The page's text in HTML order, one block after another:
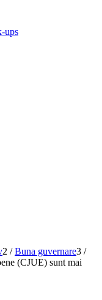
ups
2 / Buna guvernare3 /
(CJUE) sunt mai